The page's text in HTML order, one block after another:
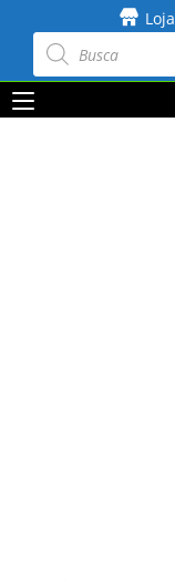
conteúdo
Loja
Pesquisar
produtos